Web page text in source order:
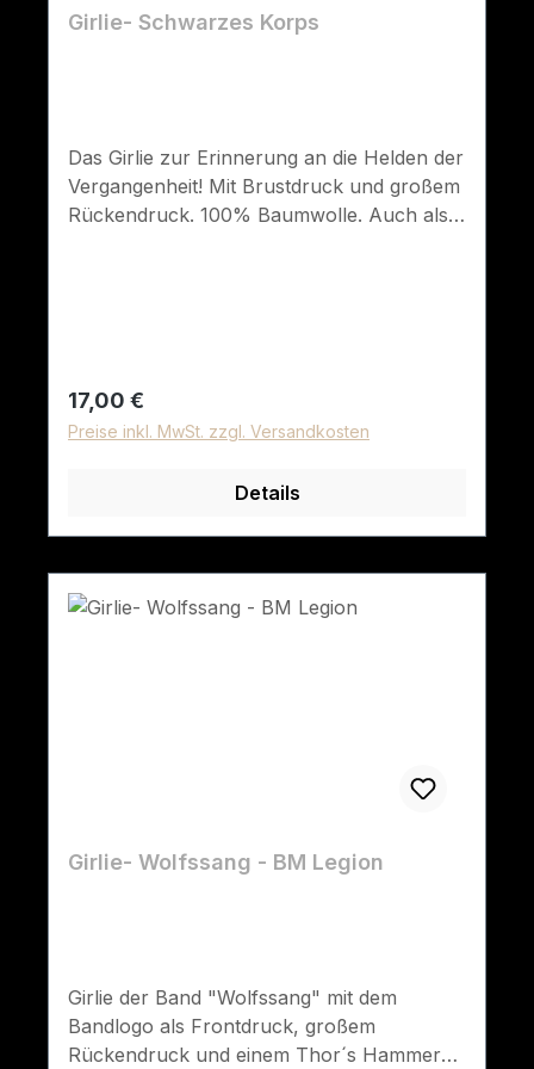
Girlie- Schwarzes Korps
Das Girlie zur Erinnerung an die Helden der
Vergangenheit! Mit Brustdruck und großem
Rückendruck. 100% Baumwolle. Auch als
Regulärer Preis:
17,00 €
Preise inkl. MwSt. zzgl. Versandkosten
Details
Girlie- Wolfssang - BM Legion
Girlie der Band "Wolfssang" mit dem
Bandlogo als Frontdruck, großem
Rückendruck und einem Thor´s Hammer